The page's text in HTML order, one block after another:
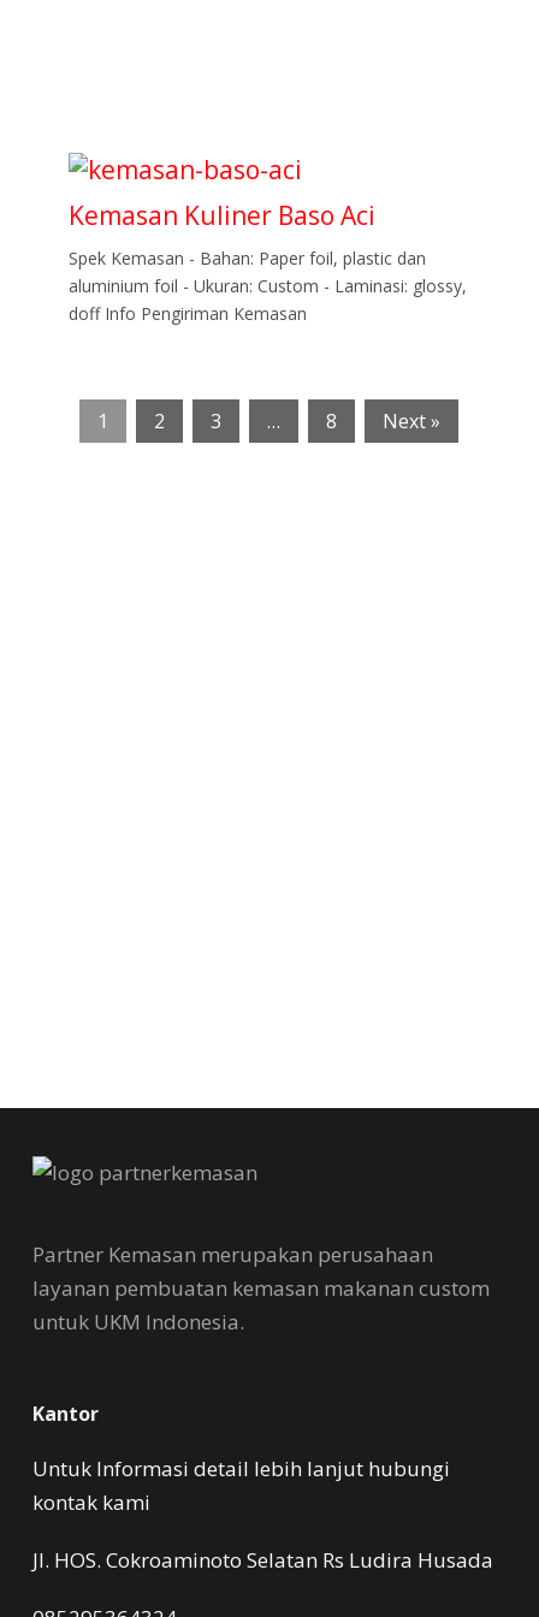
Kemasan Kuliner Baso Aci
Spek Kemasan - Bahan: Paper foil, plastic dan
aluminium foil - Ukuran: Custom - Laminasi: glossy,
doff Info Pengiriman Kemasan
1 2 3 … 8 Next »
Partner Kemasan merupakan perusahaan
layanan pembuatan kemasan makanan custom
untuk UKM Indonesia.
Kantor
Untuk Informasi detail lebih lanjut hubungi
kontak kami
Jl. HOS. Cokroaminoto Selatan Rs Ludira Husada